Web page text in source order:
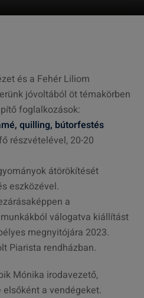
és a Fehér Liliom
jóvoltából öt témakörben
foglalkozások:
quilling, bútorfestés
részvételével, 20-20
átörökítését
eszközével.
a
válogatva kiállítást
megnyitójára 2023.
Piarista rendházban.
Mónika irodavezető,
a vendégeket.